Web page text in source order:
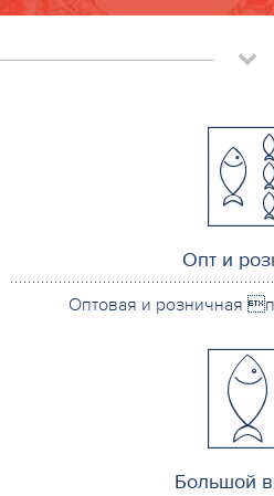
Опт и
Оптовая и розничная
Большой